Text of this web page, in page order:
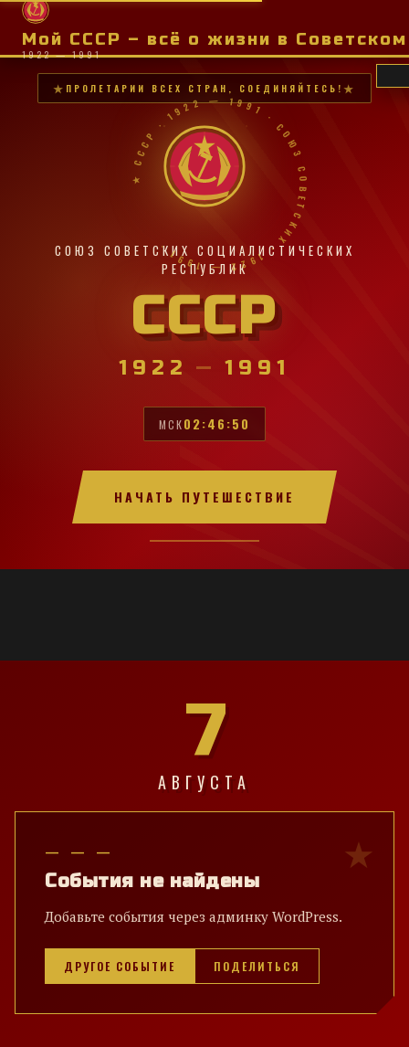
Мой СССР – всё о жизни в
1922 — 1991
ПРОЛЕТАРИИ ВСЕХ СТРАН, СОЕДИНЯЙТЕСЬ!
★ СССР · 1922 — 1991 · СОЮЗ СОВЕТСКИХ · 1922 — 1991 ·
СОЮЗ СОВЕТСКИХ СОЦИАЛИСТИЧЕСКИХ
РЕСПУБЛИК
СССР
1922 — 1991
МСК02:46:51
НАЧАТЬ ПУТЕШЕСТВИЕ
7
АВГУСТА
— — —
События не найдены
Добавьте события через админку WordPress.
ДРУГОЕ СОБЫТИЕ ПОДЕЛИТЬСЯ